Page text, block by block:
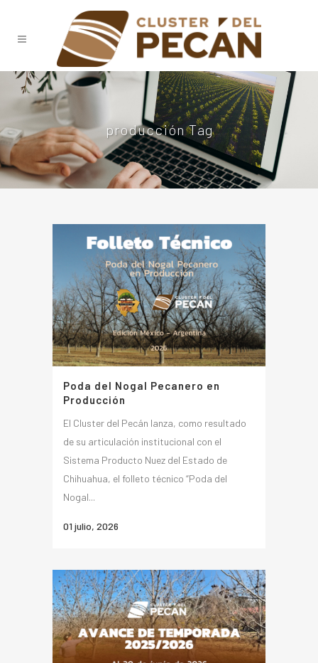
producción Tag
Poda del Nogal Pecanero en
Producción
El Cluster del Pecán lanza, como resultado
de su articulación institucional con el
Sistema Producto Nuez del Estado de
Chihuahua, el folleto técnico “Poda del
Nogal...
01 julio, 2026